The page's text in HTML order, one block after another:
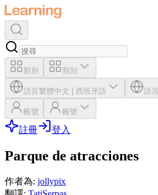
類別 類別
語言繁體中文 西班牙語 語言
帳號 帳號
註冊 登入
Parque de atracciones
作者為: jollypix